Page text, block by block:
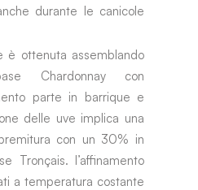
durante le canicole
è ottenuta assemblando
Chardonnay con
parte in barrique e
delle uve implica una
con un 30% in
Tronçais. l’affinamento
a temperatura costante